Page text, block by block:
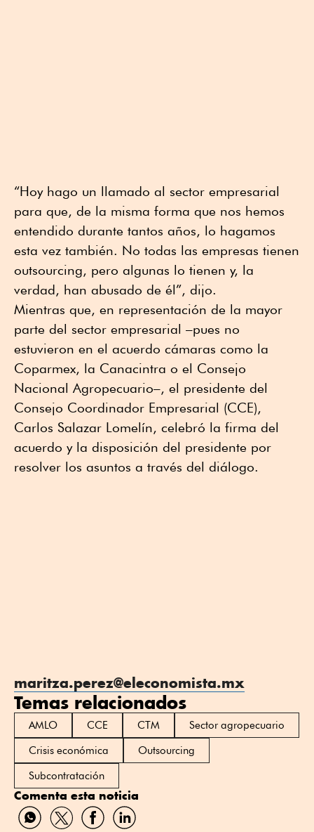
“Hoy hago un llamado al sector empresarial
para que, de la misma forma que nos hemos
entendido durante tantos años, lo hagamos
esta vez también. No todas las empresas tienen
outsourcing, pero algunas lo tienen y, la
verdad, han abusado de él”, dijo.
Mientras que, en representación de la mayor
parte del sector empresarial –pues no
estuvieron en el acuerdo cámaras como la
Coparmex, la Canacintra o el Consejo
Nacional Agropecuario–, el presidente del
Consejo Coordinador Empresarial (CCE),
Carlos Salazar Lomelín, celebró la firma del
acuerdo y la disposición del presidente por
resolver los asuntos a través del diálogo.
maritza.perez@eleconomista.mx
Temas relacionados
AMLO CCE CTM
Sector agropecuario
Crisis económica
Outsourcing
Subcontratación
Comenta esta noticia
CompartirCompartirCompartirCompartir